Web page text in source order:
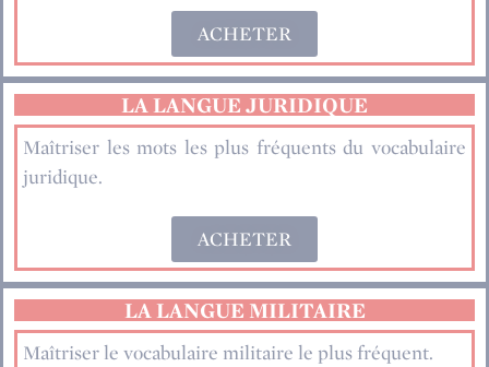
ACHETER
LA LANGUE JURIDIQUE
Maîtriser les mots les plus fréquents du vocabulaire
juridique.
ACHETER
LA LANGUE MILITAIRE
Maîtriser le vocabulaire militaire le plus fréquent.